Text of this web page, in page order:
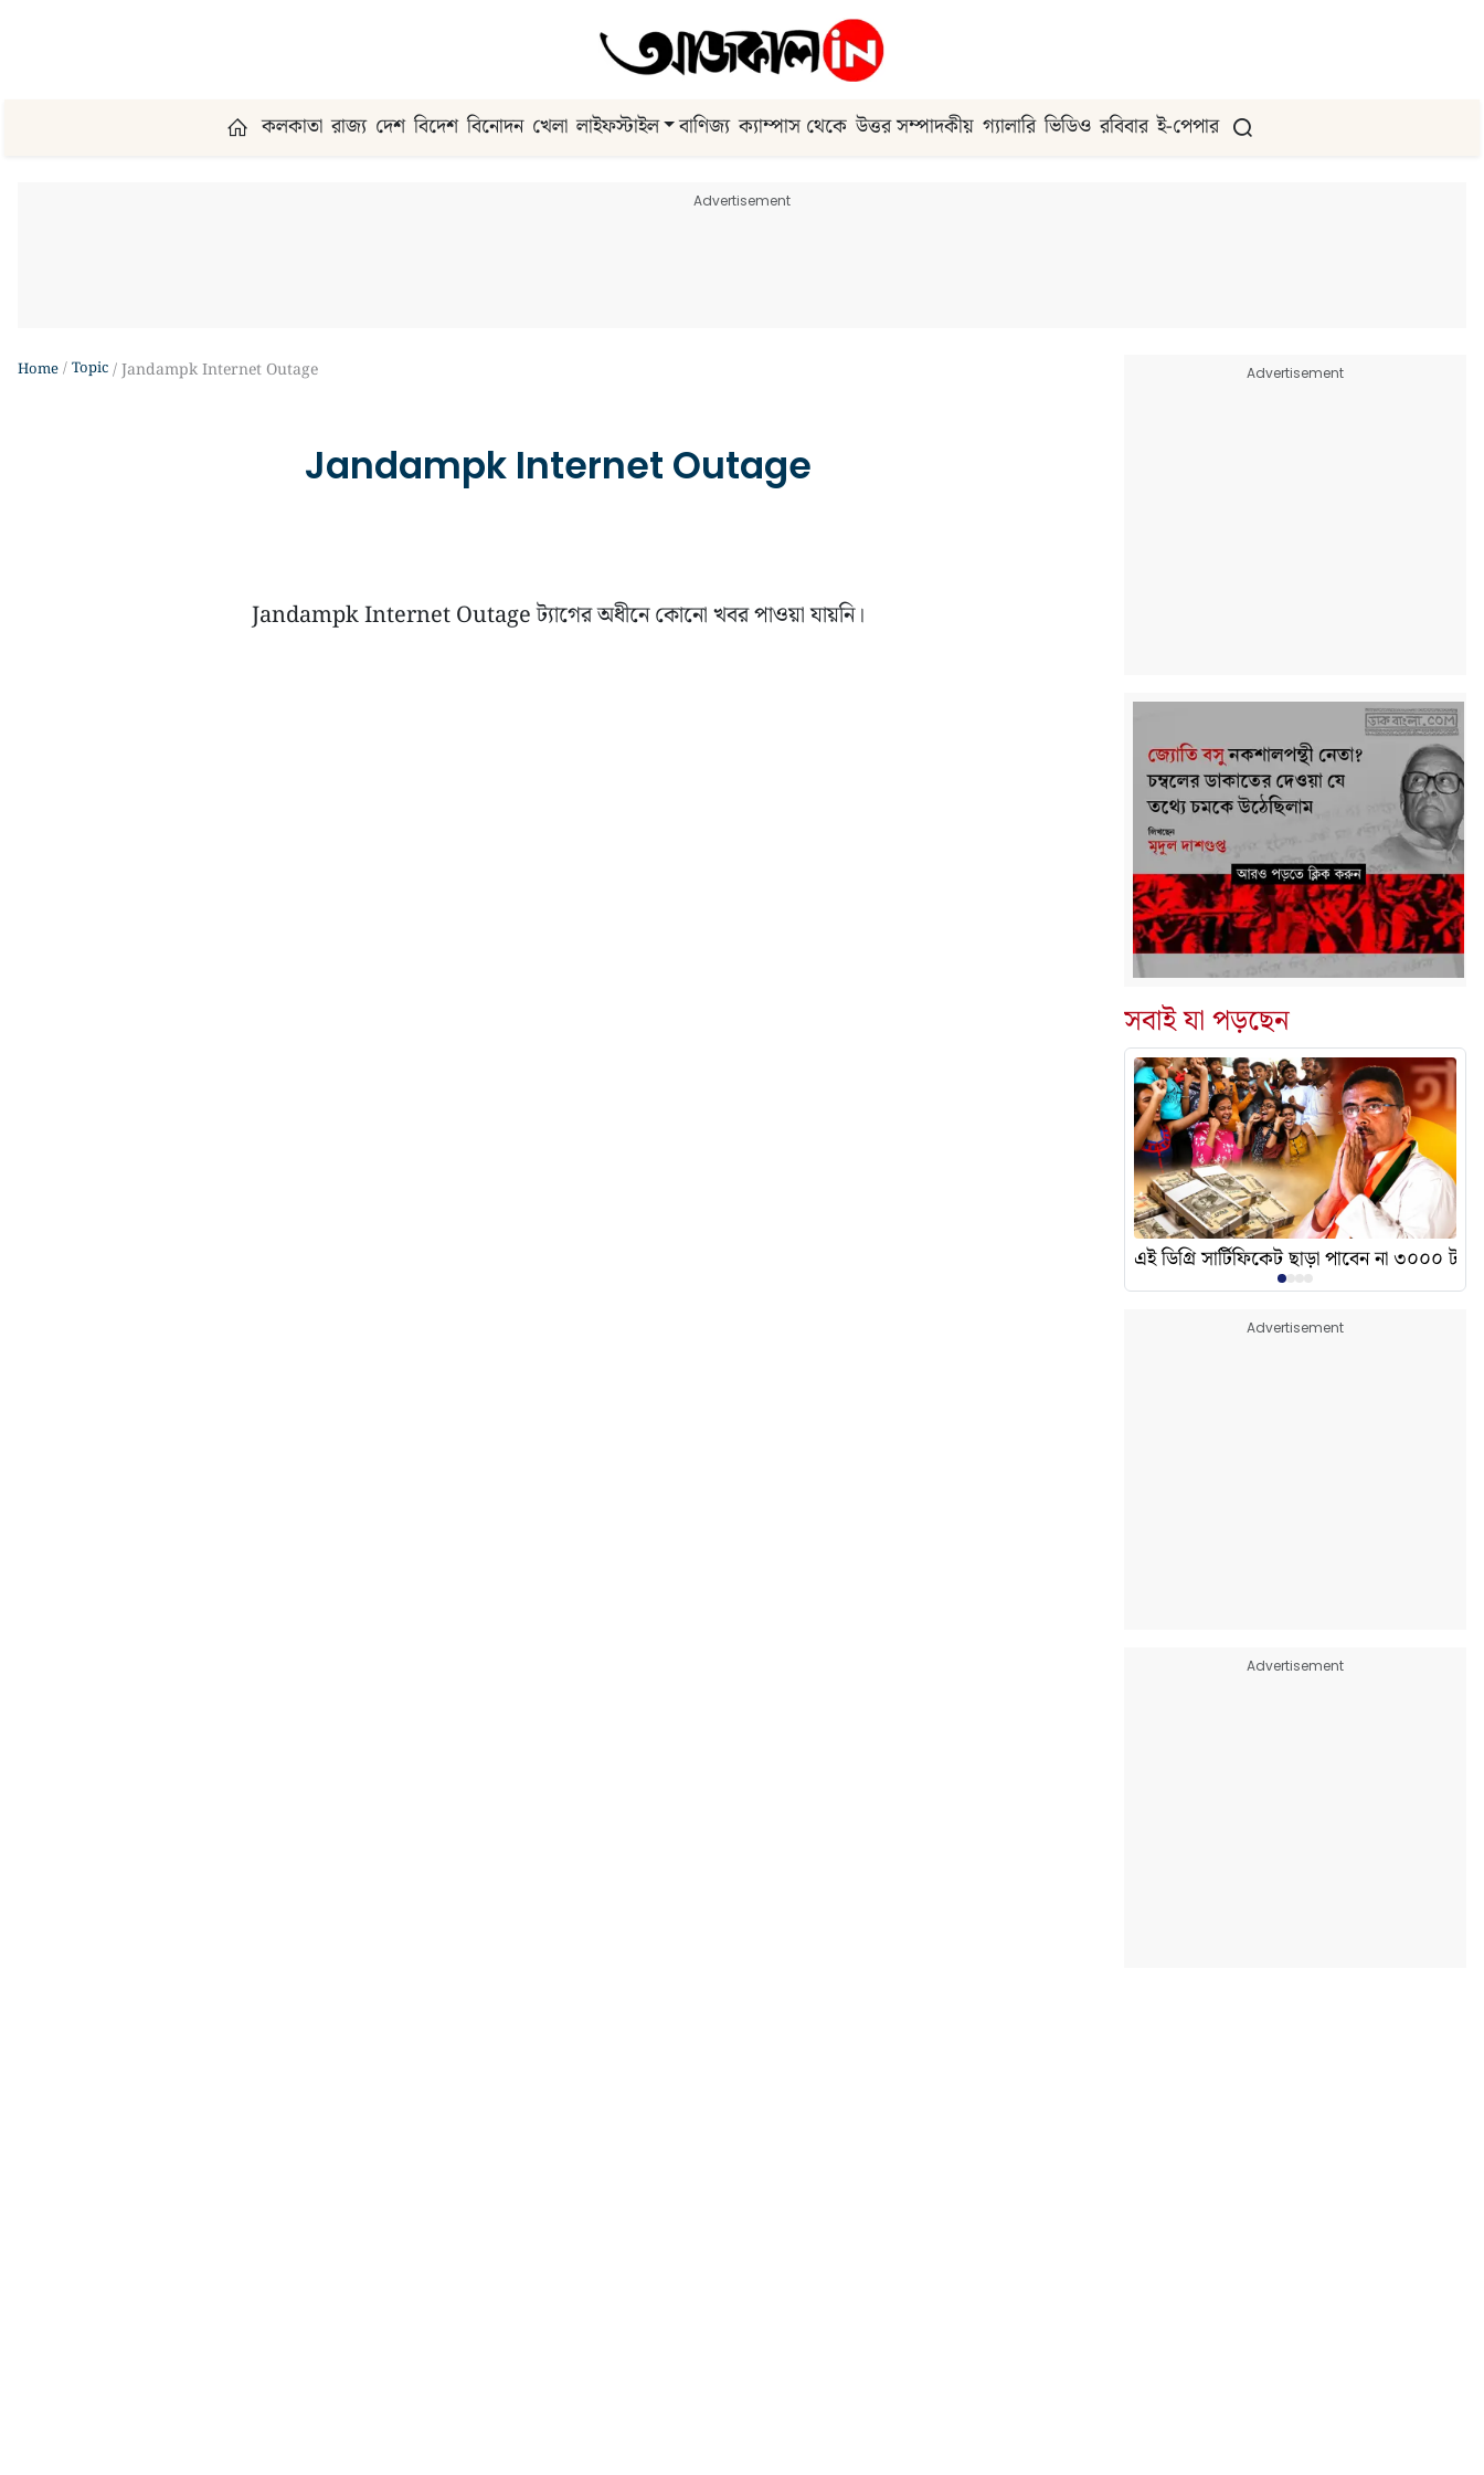
কলকাতা রাজ্য দেশ বিদেশ বিনোদন খেলা লাইফস্টাইল বাণিজ্য ক্যাম্পাস থেকে উত্তর সম্পাদকীয় গ্যালারি ভিডিও রবিবার ই-পেপার
Advertisement
Home Topic Jandampk Internet Outage
Jandampk Internet Outage
Jandampk Internet Outageট্যাগের অধীনে কোনো খবর পাওয়া যায়নি।
Advertisement
সবাই যা পড়ছেন
মিশর কোচ কেন 'এক্স' চিহ্ন দেখালেন? এর অর্থ কী?এই ডিগ্রি সার্টিফিকেট ছাড়া পাবেন না ৩০০০ টাকা
Advertisement
Advertisement